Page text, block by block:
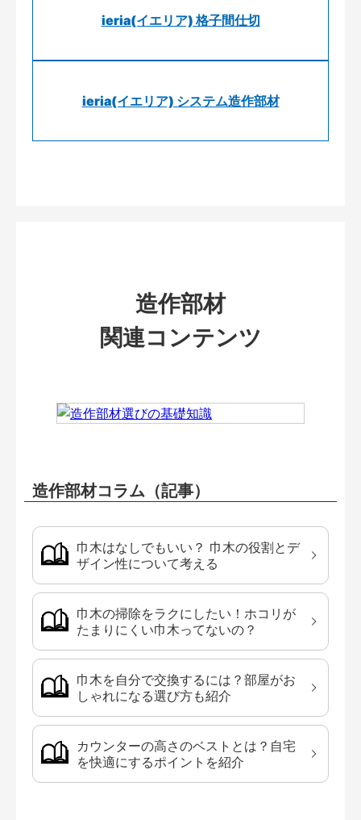
ieria(イエリア) 格子間仕切
ieria(イエリア) システム造作部材
造作部材
関連コンテンツ
造作部材コラム（記事）
巾木はなしでもいい？ 巾木の役割とデ
ザイン性について考える
巾木の掃除をラクにしたい！ホコリが
たまりにくい巾木ってないの？
巾木を自分で交換するには？部屋がお
しゃれになる選び方も紹介
カウンターの高さのベストとは？自宅
を快適にするポイントを紹介